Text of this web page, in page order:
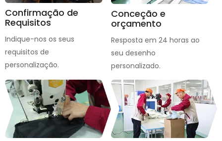
Confirmação de
Requisitos
Indique-nos os seus
requisitos de
personalização.
Conceção e
orçamento
Resposta em 24 horas ao
seu desenho
personalizado.